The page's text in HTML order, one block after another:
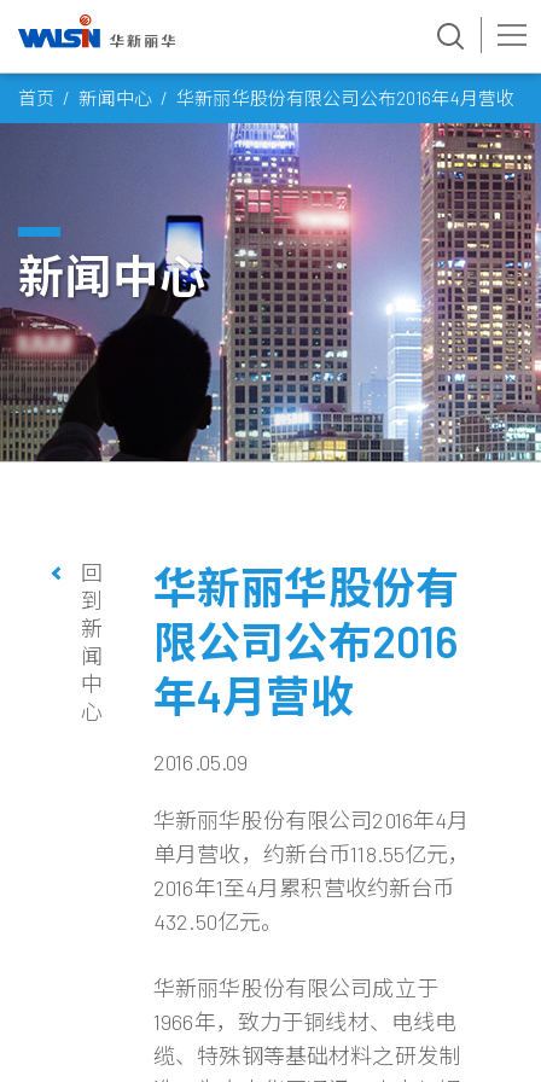
首页 新闻中心 华新丽华股份有限公司公布2016年4月营收
新闻中心
回
到
新
闻
中
心
华新丽华股份有
限公司公布2016
年4月营收
2016.05.09
华新丽华股份有限公司2016年4月
单月营收，约新台币118.55亿元，
2016年1至4月累积营收约新台币
432.50亿元。
华新丽华股份有限公司成立于
1966年，致力于铜线材、电线电
缆、特殊钢等基础材料之研发制